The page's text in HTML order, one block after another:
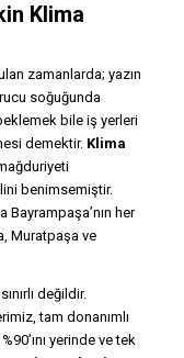
Klima
zamanlarda; yazın
soğuğunda
bile iş yerleri
demektir. Klima
benimsemiştir.
Bayrampaşa’nın her
Muratpaşa ve
değildir.
tam donanımlı
yerinde ve tek